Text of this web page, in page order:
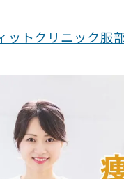
ットクリニック服